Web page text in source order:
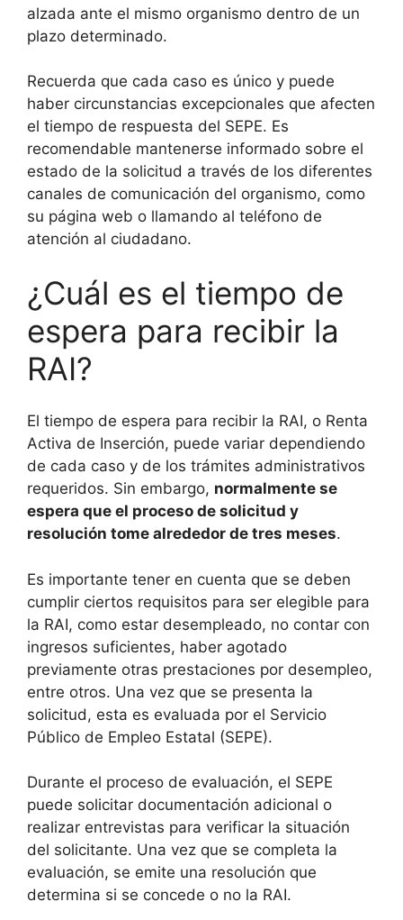
alzada ante el mismo organismo dentro de un
plazo determinado.
Recuerda que cada caso es único y puede
haber circunstancias excepcionales que afecten
el tiempo de respuesta del SEPE. Es
recomendable mantenerse informado sobre el
estado de la solicitud a través de los diferentes
canales de comunicación del organismo, como
su página web o llamando al teléfono de
atención al ciudadano.
¿Cuál es el tiempo de
espera para recibir la
RAI?
El tiempo de espera para recibir la RAI, o Renta
Activa de Inserción, puede variar dependiendo
de cada caso y de los trámites administrativos
requeridos. Sin embargo, normalmente se
espera que el proceso de solicitud y
resolución tome alrededor de tres meses.
Es importante tener en cuenta que se deben
cumplir ciertos requisitos para ser elegible para
la RAI, como estar desempleado, no contar con
ingresos suficientes, haber agotado
previamente otras prestaciones por desempleo,
entre otros. Una vez que se presenta la
solicitud, esta es evaluada por el Servicio
Público de Empleo Estatal (SEPE).
Durante el proceso de evaluación, el SEPE
puede solicitar documentación adicional o
realizar entrevistas para verificar la situación
del solicitante. Una vez que se completa la
evaluación, se emite una resolución que
determina si se concede o no la RAI.